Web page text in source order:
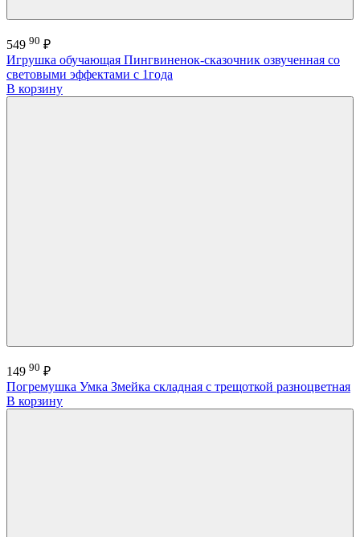
549 90 ₽
Игрушка обучающая Пингвиненок-сказочник озвученная со
световыми эффектами с 1года
В корзину
149 90 ₽
Погремушка Умка Змейка складная с трещоткой разноцветная
В корзину